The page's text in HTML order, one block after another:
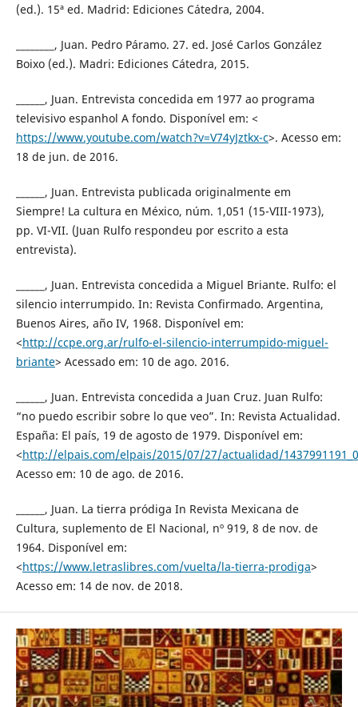
(ed.). 15ª ed. Madrid: Ediciones Cátedra, 2004.
________, Juan. Pedro Páramo. 27. ed. José Carlos González
Boixo (ed.). Madri: Ediciones Cátedra, 2015.
______, Juan. Entrevista concedida em 1977 ao programa
televisivo espanhol A fondo. Disponível em: <
https://www.youtube.com/watch?v=V74yJztkx-c>. Acesso em:
18 de jun. de 2016.
______, Juan. Entrevista publicada originalmente em
Siempre! La cultura en México, núm. 1,051 (15-VIII-1973),
pp. VI-VII. (Juan Rulfo respondeu por escrito a esta
entrevista).
______, Juan. Entrevista concedida a Miguel Briante. Rulfo: el
silencio interrumpido. In: Revista Confirmado. Argentina,
Buenos Aires, año IV, 1968. Disponível em:
<http://ccpe.org.ar/rulfo-el-silencio-interrumpido-miguel-
briante> Acessado em: 10 de ago. 2016.
______, Juan. Entrevista concedida a Juan Cruz. Juan Rulfo:
“no puedo escribir sobre lo que veo”. In: Revista Actualidad.
España: El país, 19 de agosto de 1979. Disponível em:
<http://elpais.com/elpais/2015/07/27/actualidad/
Acesso em: 10 de ago. de 2016.
______, Juan. La tierra pródiga In Revista Mexicana de
Cultura, suplemento de El Nacional, nº 919, 8 de nov. de
1964. Disponível em:
<https://www.letraslibres.com/vuelta/la-tierra-prodiga>
Acesso em: 14 de nov. de 2018.